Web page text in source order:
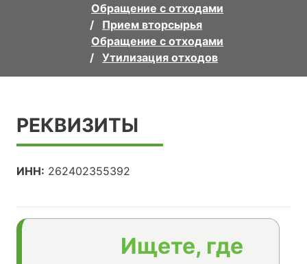
Обращение с отходами
Прием вторсырья
Обращение с отходами
Утилизация отходов
РЕКВИЗИТЫ
ИНН: 262402355392
Ищете, где